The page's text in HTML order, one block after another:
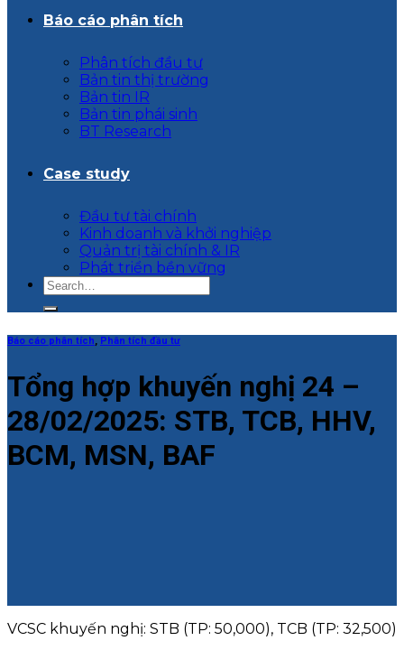
Báo cáo phân tích
Phân tích đầu tư
Bản tin thị trường
Bản tin IR
Bản tin phái sinh
BT Research
Case study
Đầu tư tài chính
Kinh doanh và khởi nghiệp
Quản trị tài chính & IR
Phát triển bền vững
Báo cáo phân tích, Phân tích đầu tư
Tổng hợp khuyến nghị 24 –
28/02/2025: STB, TCB, HHV,
BCM, MSN, BAF
VCSC khuyến nghị: STB (TP: 50,000), TCB (TP: 32,500)